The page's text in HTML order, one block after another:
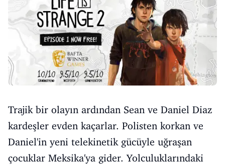
Trajik bir olayın ardından Sean ve Daniel Diaz
kardeşler evden kaçarlar. Polisten korkan ve
Daniel'in yeni telekinetik gücüyle uğraşan
çocuklar Meksika'ya gider. Yolculuklarındaki